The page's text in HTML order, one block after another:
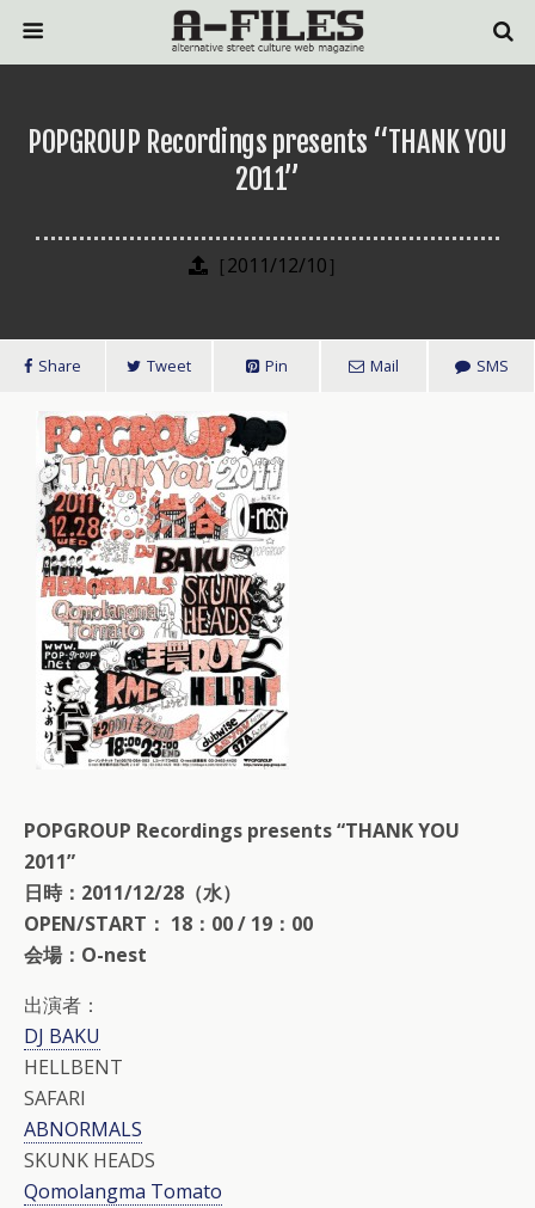
POPGROUP Recordings presents “THANK YOU
2011”
［2011/12/10］
Share Tweet Pin Mail SMS
POPGROUP Recordings presents “THANK YOU
2011”
日時：2011/12/28（水）
OPEN/START： 18：00 / 19：00
会場：O-nest
出演者：
DJ BAKU
HELLBENT
SAFARI
ABNORMALS
SKUNK HEADS
Qomolangma Tomato